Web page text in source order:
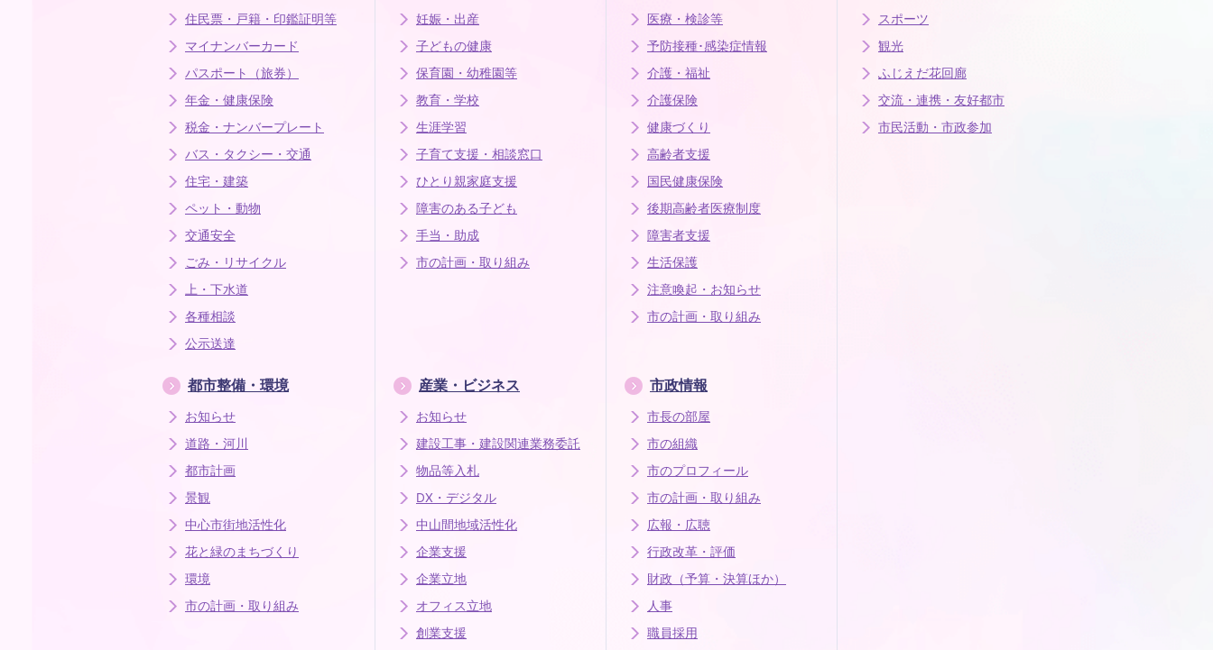
住民票・戸籍・印鑑証明等
マイナンバーカード
パスポート（旅券）
年金・健康保険
税金・ナンバープレート
バス・タクシー・交通
住宅・建築
ペット・動物
交通安全
ごみ・リサイクル
上・下水道
各種相談
公示送達
妊娠・出産
子どもの健康
保育園・幼稚園等
教育・学校
生涯学習
子育て支援・相談窓口
ひとり親家庭支援
障害のある子ども
手当・助成
市の計画・取り組み
医療・検診等
予防接種･感染症情報
介護・福祉
介護保険
健康づくり
高齢者支援
国民健康保険
後期高齢者医療制度
障害者支援
生活保護
注意喚起・お知らせ
市の計画・取り組み
スポーツ
観光
ふじえだ花回廊
交流・連携・友好都市
市民活動・市政参加
都市整備・環境
お知らせ
道路・河川
都市計画
景観
中心市街地活性化
花と緑のまちづくり
環境
市の計画・取り組み
産業・ビジネス
お知らせ
建設工事・建設関連業務委託
物品等入札
DX・デジタル
中山間地域活性化
企業支援
企業立地
オフィス立地
創業支援
市政情報
市長の部屋
市の組織
市のプロフィール
市の計画・取り組み
広報・広聴
行政改革・評価
財政（予算・決算ほか）
人事
職員採用